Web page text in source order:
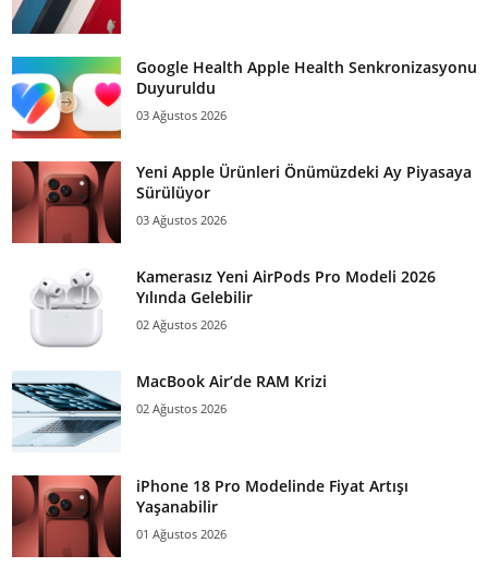
Google Health Apple Health Senkronizasyonu
Duyuruldu
03 Ağustos 2026
Yeni Apple Ürünleri Önümüzdeki Ay Piyasaya
Sürülüyor
03 Ağustos 2026
Kamerasız Yeni AirPods Pro Modeli 2026
Yılında Gelebilir
02 Ağustos 2026
MacBook Air’de RAM Krizi
02 Ağustos 2026
iPhone 18 Pro Modelinde Fiyat Artışı
Yaşanabilir
01 Ağustos 2026